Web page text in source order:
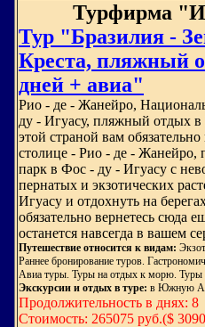
Турфирма
Тур "Бразилия -
Креста, пляжный
дней + авиа"
Рио - де - Жанейро,
ду - Игуасу, пляжный отдых в
этой страной вам
столице - Рио - де - Жанейро,
парк в Фос - ду - Игуасу с
пернатых и экзотических
Игуасу и отдохнуть на
обязательно вернетесь сюда
останется навсегда в вашем
Путешествие относится к видам:
Раннее бронирование туров.
Авиа туры. Туры на отдых к морю. Туры
Экскурсии и отдых в туре: в Южную
Продолжительность в днях: 8
Стоимость: 265075 руб.($